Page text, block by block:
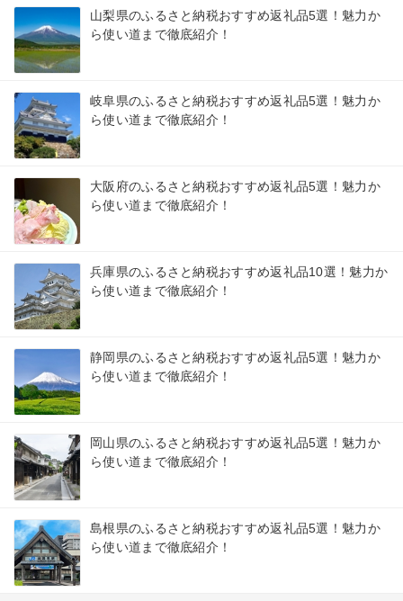
山梨県のふるさと納税おすすめ返礼品5選！魅力か
ら使い道まで徹底紹介！
岐阜県のふるさと納税おすすめ返礼品5選！魅力か
ら使い道まで徹底紹介！
大阪府のふるさと納税おすすめ返礼品5選！魅力か
ら使い道まで徹底紹介！
兵庫県のふるさと納税おすすめ返礼品10選！魅力か
ら使い道まで徹底紹介！
静岡県のふるさと納税おすすめ返礼品5選！魅力か
ら使い道まで徹底紹介！
岡山県のふるさと納税おすすめ返礼品5選！魅力か
ら使い道まで徹底紹介！
島根県のふるさと納税おすすめ返礼品5選！魅力か
ら使い道まで徹底紹介！